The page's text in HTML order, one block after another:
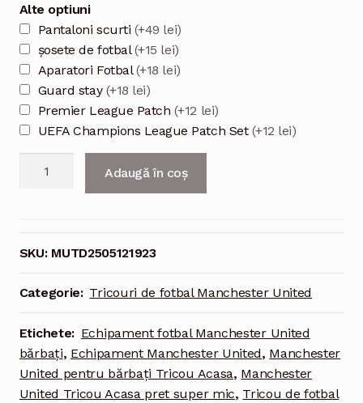
Alte optiuni
Pantaloni scurti (+49 lei)
șosete de fotbal(+15 lei)
Aparatori Fotbal(+18 lei)
Guard stay (+18 lei)
Premier League Patch (+12 lei)
UEFA Champions League Patch Set (+12 lei)
acasă
scurtă
Adaugă în coș
SKU: MUTD2505121923
Categorie: Tricouri de fotbal Manchester United
Etichete: Echipament fotbal Manchester United
bărbați, Echipament Manchester United, Manchester
United pentru bărbați Tricou Acasa, Manchester
United Tricou Acasa pret super mic, Tricou de fotbal